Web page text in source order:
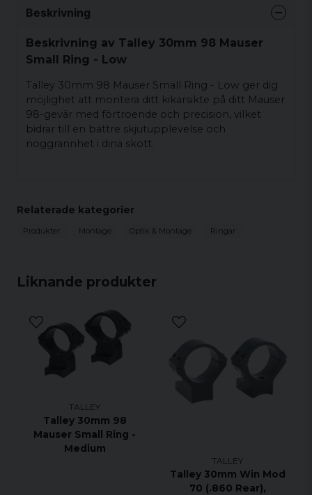
Liknande produkter
TALLEY
Talley 30mm 98
Mauser Small Ring -
Medium
TALLEY
Talley 30mm Win Mod
70 (.860 Rear),
Beskrivning
Beskrivning av Talley 30mm 98 Mauser
Small Ring - Low
Talley 30mm 98 Mauser Small Ring - Low ger dig
möjlighet att montera ditt kikarsikte på ditt Mauser
98-gevär med förtroende och precision, vilket
bidrar till en bättre skjutupplevelse och
noggrannhet i dina skott.
Relaterade kategorier
Produkter Montage Optik & Montage Ringar